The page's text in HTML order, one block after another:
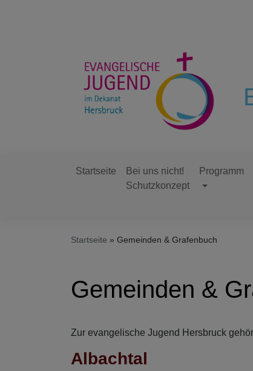
Hauptnavigation
Startseite
Bei uns nicht!
Schutzkonzept
Programm
Startseite Gemeinden & Grafenbuch
Gemeinden &
Zur evangelische Jugend Hersbruck
Albachtal